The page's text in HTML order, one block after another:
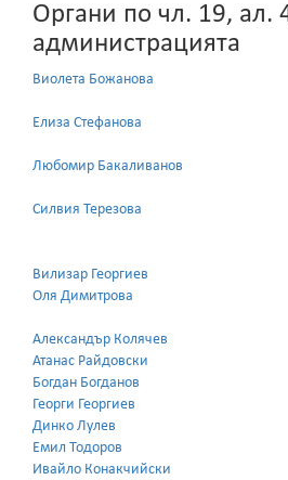
Органи по чл. 19, ал.
администрацията
Виолета Божанова
Елиза Стефанова
Любомир Бакаливанов
Силвия Терезова
Вилизар Георгиев
Оля Димитрова
Александър Колячев
Атанас Райдовски
Богдан Богданов
Георги Георгиев
Динко Лулев
Емил Тодоров
Ивайло Конакчийски